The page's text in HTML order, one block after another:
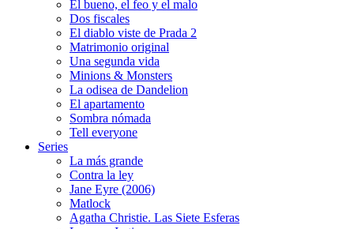
El bueno, el feo y el malo
Dos fiscales
El diablo viste de Prada 2
Matrimonio original
Una segunda vida
Minions & Monsters
La odisea de Dandelion
El apartamento
Sombra nómada
Tell everyone
Series
La más grande
Contra la ley
Jane Eyre (2006)
Matlock
Agatha Christie. Las Siete Esferas